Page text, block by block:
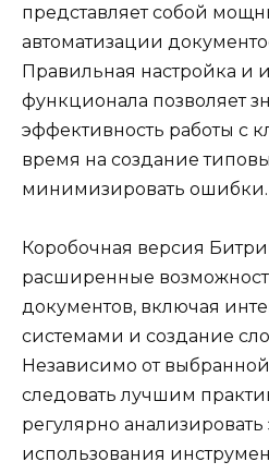
представляет собой
автоматизации
Правильная настройка и
функционала позволяет
эффективность работы с
время на создание
минимизировать ошибки.
Коробочная версия
расширенные
документов, включая
системами и создание
Независимо от
следовать лучшим
регулярно
использования